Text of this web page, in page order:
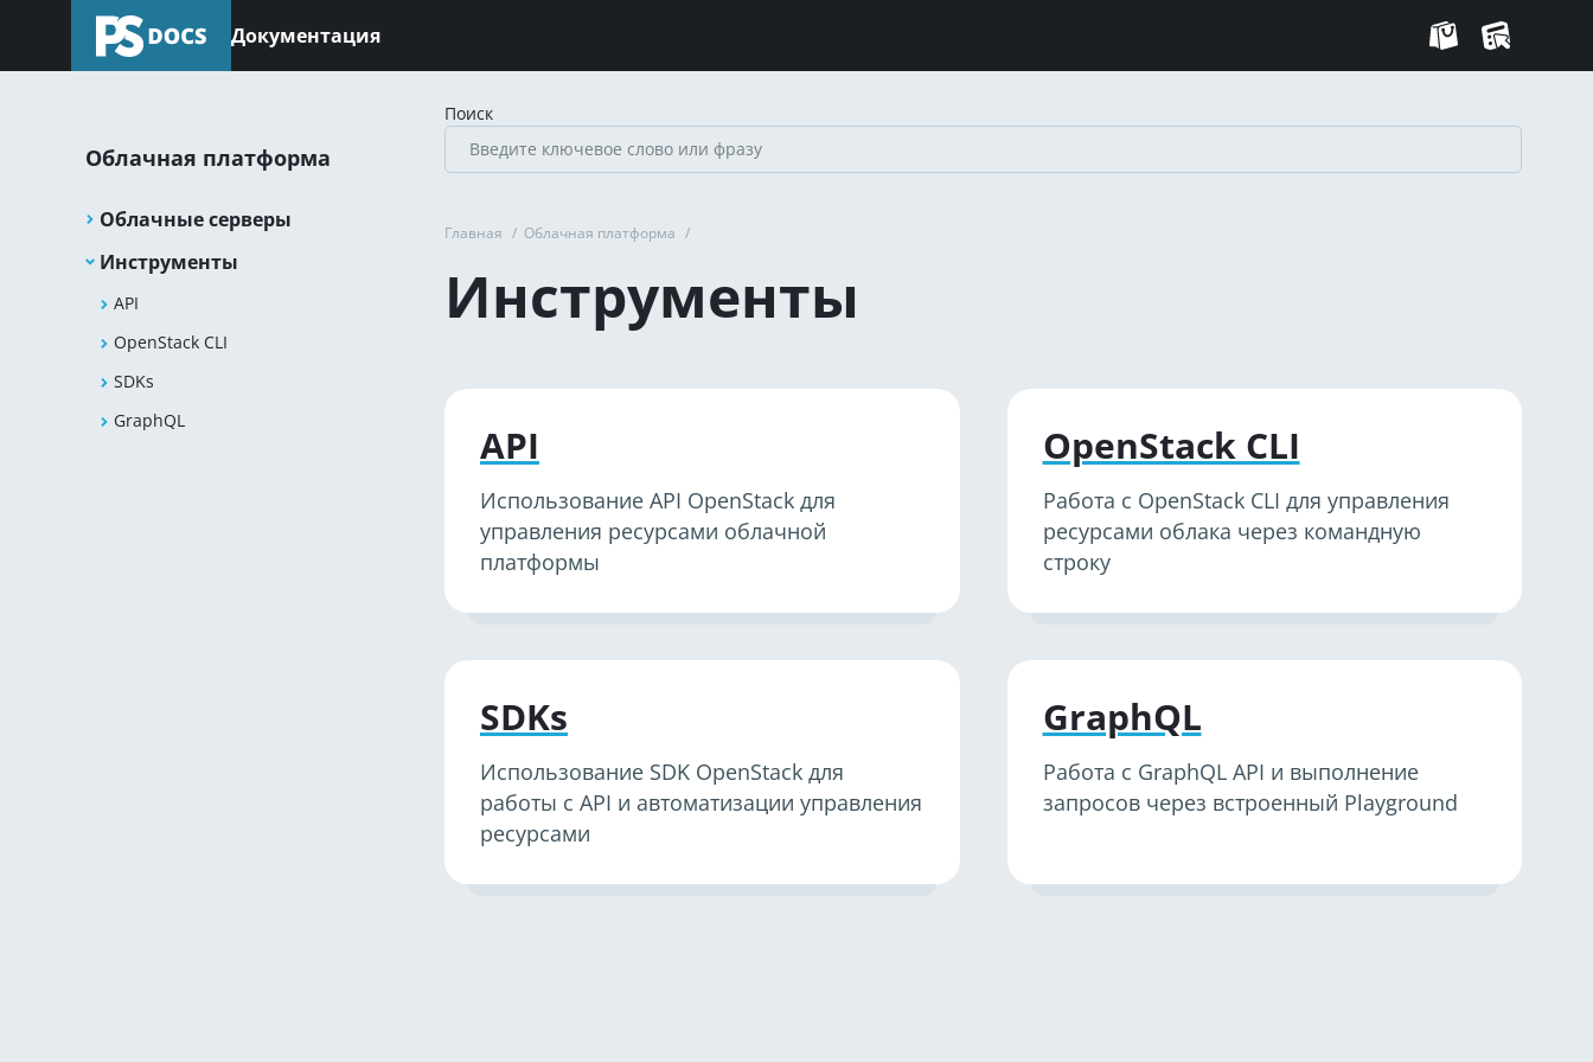
Документация
Облачная платформа
Облачные серверы
Инструменты
API
OpenStack CLI
SDKs
GraphQL
Поиск
Главная / Облачная платформа /
Инструменты
API
Использование API OpenStack для
управления ресурсами облачной
платформы
OpenStack CLI
Работа с OpenStack CLI для управления
ресурсами облака через командную
строку
SDKs
Использование SDK OpenStack для
работы с API и автоматизации управления
ресурсами
GraphQL
Работа с GraphQL API и выполнение
запросов через встроенный Playground